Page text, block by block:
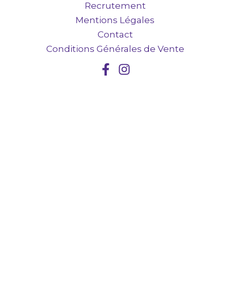
Recrutement
Mentions Légales
Contact
Conditions Générales de Vente